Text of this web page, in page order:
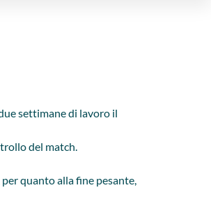
settimane di lavoro il
del match.
quanto alla fine pesante,